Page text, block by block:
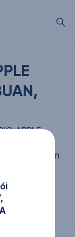
APPLE
để giới
nói có bản
yêu thích